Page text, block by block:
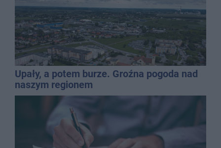
Upały, a potem burze. Groźna pogoda nad
naszym regionem